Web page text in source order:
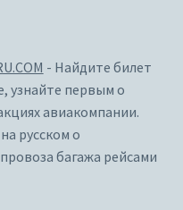
- Найдите билет
узнайте первым о
авиакомпании.
русском о
багажа рейсами